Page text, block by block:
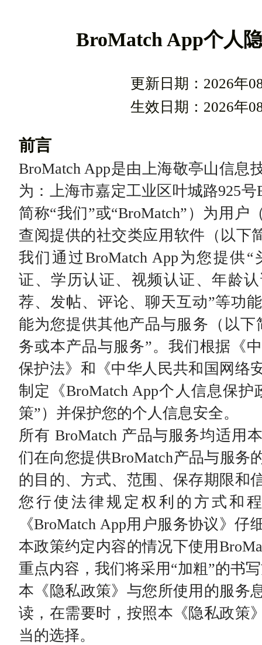
BroMatch App个人
更新日期：2026年
生效日期：2026年
前言
BroMatch App是由上海敬亭山信息
为：上海市嘉定工业区叶城路925号
简称“我们”或“BroMatch”）为用户
查阅提供的社交类应用软件（以下
我们通过BroMatch App为您提供
证、学历认证、视频认证、年龄
荐、发帖、评论、聊天互动”等功
能为您提供其他产品与服务（以下
务或本产品与服务”。我们根据《
保护法》和《中华人民共和国网络
制定《BroMatch App个人信息保
策”）并保护您的个人信息安全。
所有 BroMatch 产品与服务均适用
们在向您提供BroMatch产品与服务
的目的、方式、范围、保存期限和
您行使法律规定权利的方式和
《BroMatch App用户服务协议》
本政策约定内容的情况下使用
重点内容，我们将采用“加粗”的书
本《隐私政策》与您所使用的服务
读，在需要时，按照本《隐私政策
当的选择。